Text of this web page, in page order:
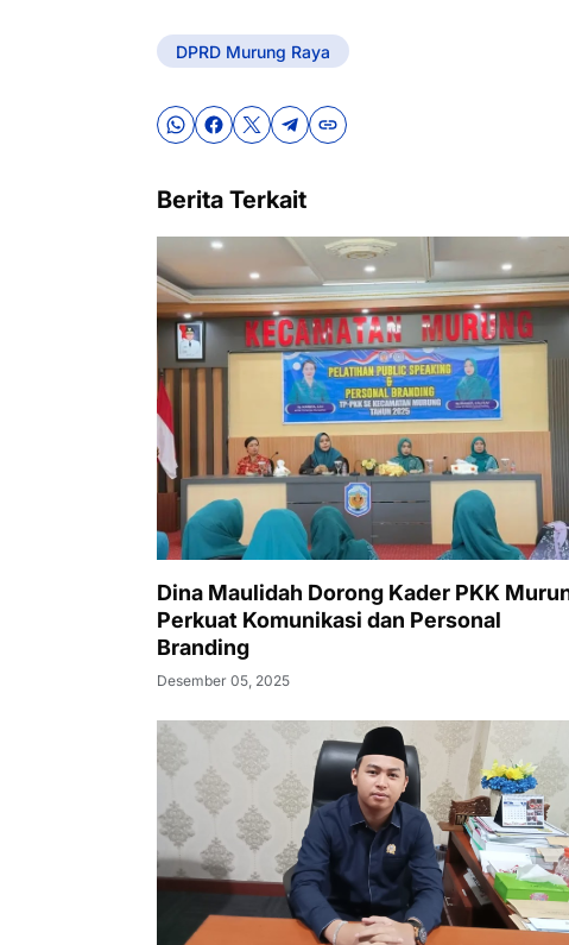
DPRD Murung Raya
Berita Terkait
Dina Maulidah Dorong Kader PKK
Perkuat Komunikasi dan Personal
Branding
Desember 05, 2025